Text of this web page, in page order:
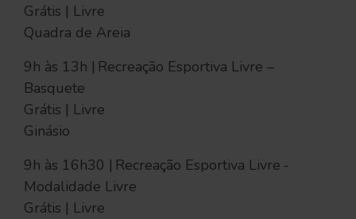
Grátis | Livre
Quadra de Areia
9h às 13h | Recreação Esportiva Livre –
Basquete
Grátis | Livre
Ginásio
9h às 16h30 | Recreação Esportiva Livre -
Modalidade Livre
Grátis | Livre